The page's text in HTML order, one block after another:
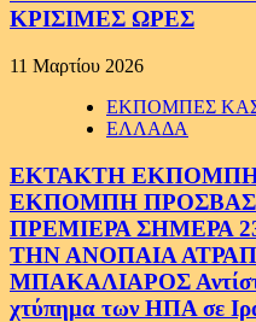
ΚΡΙΣΙΜΕΣ ΩΡΕΣ
11 Μαρτίου 2026
ΕΚΠΟΜΠΕΣ
ΕΛΛΑΔΑ
ΕΚΤΑΚΤΗ
ΕΚΠΟΜΠΗ
ΠΡΕΜΙΕΡΑ ΣΗΜΕΡΑ
ΤΗΝ ΑΝΟΠΑΙΑ
ΜΠΑΚΑΛΙΑΡΟΣ
χτύπημα των ΗΠΑ σε